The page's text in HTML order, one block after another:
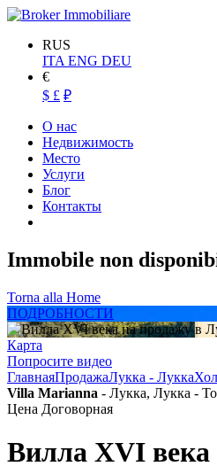
RUS
ITA ENG DEU
€
$ £ ₽
О нас
Недвижимость
Место
Услуги
Блог
Контакты
Immobile non
Torna alla Home
ПОДРОБНОСТИ
Карта
Попросите видео
ГлавнаяПродажаЛукка - Лукка
Villa Marianna - Лукка, Лукка -
Цена Договорная
Вилла XVI века